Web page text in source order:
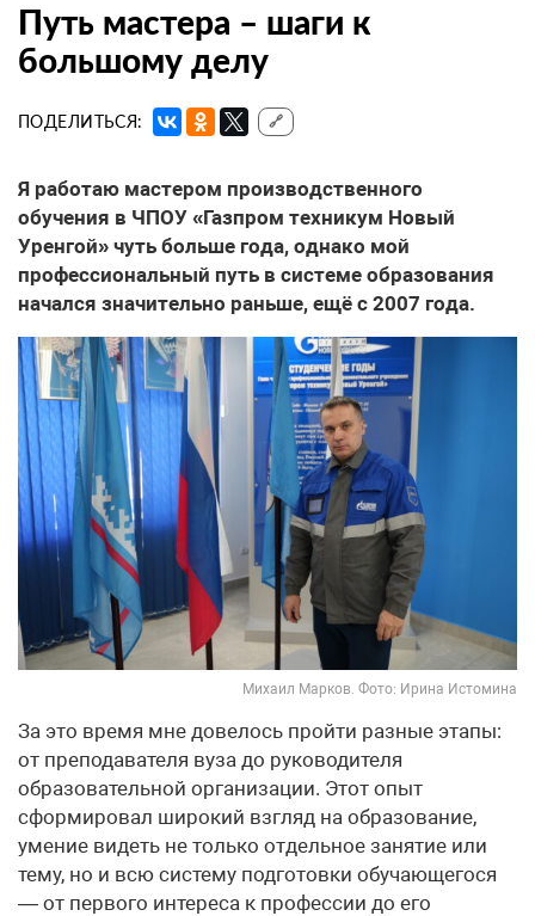
Путь мастера – шаги к
большому делу
ПОДЕЛИТЬСЯ: 🔗
Я работаю мастером производственного
обучения в ЧПОУ «Газпром техникум Новый
Уренгой» чуть больше года, однако мой
профессиональный путь в системе образования
начался значительно раньше, ещё с 2007 года.
Михаил Марков. Фото: Ирина Истомина
За это время мне довелось пройти разные этапы:
от преподавателя вуза до руководителя
образовательной организации. Этот опыт
сформировал широкий взгляд на образование,
умение видеть не только отдельное занятие или
тему, но и всю систему подготовки обучающегося
— от первого интереса к профессии до его